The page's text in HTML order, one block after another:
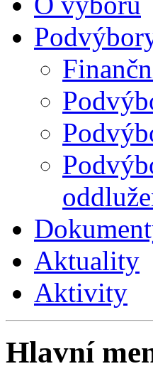
Aktuality
Aktivity
Hlavní